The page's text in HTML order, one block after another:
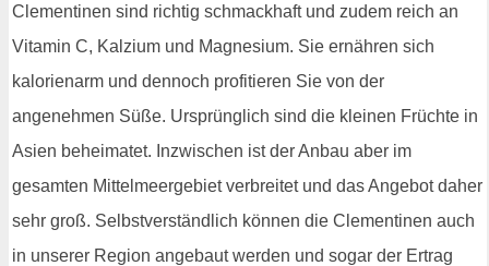
Clementinen sind richtig schmackhaft und zudem reich an
Vitamin C, Kalzium und Magnesium. Sie ernähren sich
kalorienarm und dennoch profitieren Sie von der
angenehmen Süße. Ursprünglich sind die kleinen Früchte in
Asien beheimatet. Inzwischen ist der Anbau aber im
gesamten Mittelmeergebiet verbreitet und das Angebot daher
sehr groß. Selbstverständlich können die Clementinen auch
in unserer Region angebaut werden und sogar der Ertrag